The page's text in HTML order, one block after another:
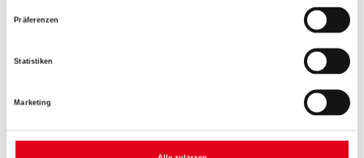
Präferenzen
Statistiken
Marketing